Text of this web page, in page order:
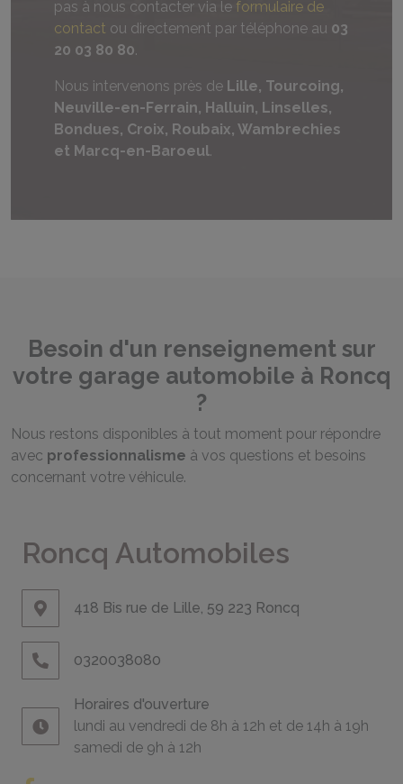
pas à nous contacter via le formulaire de
contact ou directement par téléphone au 03
20 03 80 80.
Nous intervenons près de Lille, Tourcoing,
Neuville-en-Ferrain, Halluin, Linselles,
Bondues, Croix, Roubaix, Wambrechies
et Marcq-en-Baroeul.
Besoin d'un renseignement sur
votre garage automobile à Roncq
?
Nous restons disponibles à tout moment pour répondre
avec professionnalisme à vos questions et besoins
concernant votre véhicule.
Roncq Automobiles
418 Bis rue de Lille, 59 223 Roncq
0320038080
Horaires d'ouverture
lundi au vendredi de 8h à 12h et de 14h à 19h
samedi de 9h à 12h